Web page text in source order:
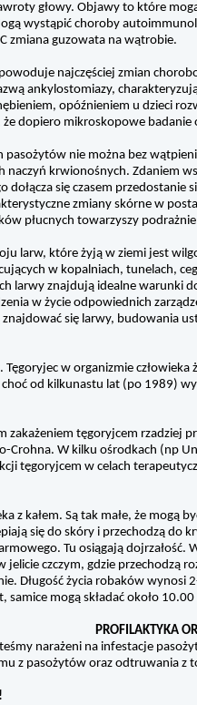
głowy. Objawy to które
wystąpić choroby
zmiana guzowata na wątrobie.
najczęściej zmian
ankylostomiazy,
opóźnieniem u dzieci
dopiero mikroskopowe
pasożytów nie można bez
naczyń krwionośnych. Zdaniem
dołącza się czasem
zmiany skórne w
płucnych towarzyszy
larw, które żyją w ziemi jest
w kopalniach, tunelach,
larwy znajdują idealne warunki
w życie odpowiednich
się larwy, budowania
Tęgoryjec w organizmie
od kilkunastu lat (po 1989)
zakażeniem tęgoryjcem
Crohna. W kilku ośrodkach (np
tęgoryjcem w celach
z kałem. Są tak małe, że
się do skóry i przechodzą do
Tu osiągają dojrzałość.
jelicie czczym, gdzie przechodzą
Długość życia robaków
samice mogą składać około
PROFILAKTYKA
narażeni na infestacje
z pasożytów oraz odtruwania z